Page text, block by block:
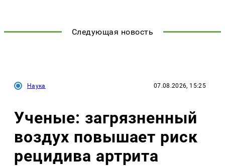
Следующая новость
Наука 07.08.2026, 15:25
Ученые: загрязненный
воздух повышает риск
рецидива артрита